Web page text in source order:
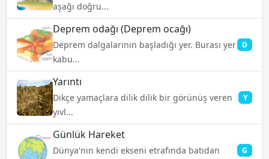
aşağı doğru...
Deprem odağı (Deprem ocağı)
Deprem dalgalarının başladığı yer. Burası yer
kabu...
D
Yarıntı
Dikçe yamaçlara dilik dilik bir görünüş veren
yivl...
Y
Günlük Hareket
Dünya'nın kendi ekseni etrafında batıdan
G